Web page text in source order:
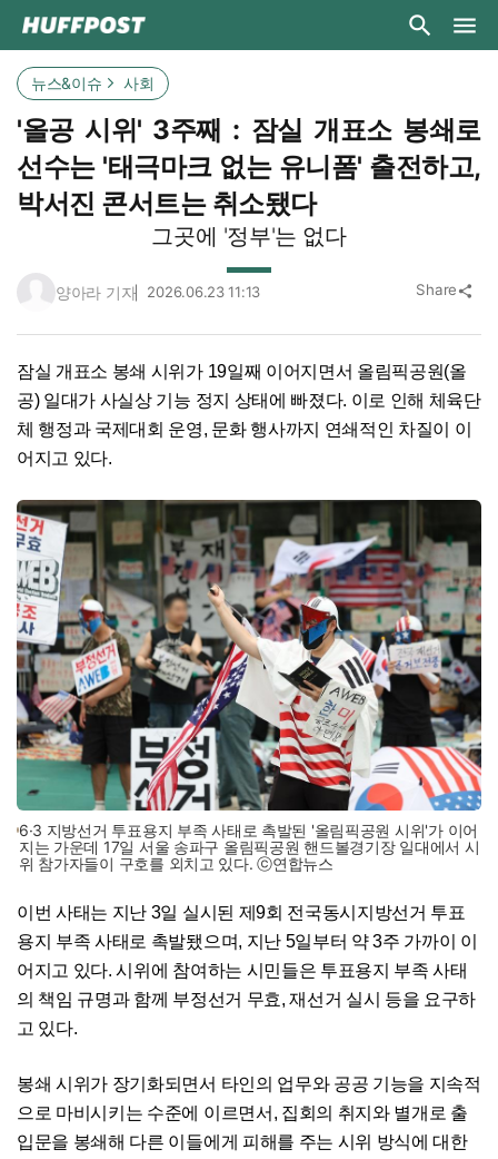
뉴스&이슈 사회
'올공 시위' 3주째 : 잠실 개표소 봉쇄로
선수는 '태극마크 없는 유니폼' 출전하고,
박서진 콘서트는 취소됐다
그곳에 '정부'는 없다
양아라 기자 2026.06.23 11:13 Share share
잠실 개표소 봉쇄 시위가 19일째 이어지면서 올림픽공원(올
공) 일대가 사실상 기능 정지 상태에 빠졌다. 이로 인해 체육단
체 행정과 국제대회 운영, 문화 행사까지 연쇄적인 차질이 이
어지고 있다.
6·3 지방선거 투표용지 부족 사태로 촉발된 '올림픽공원 시위'가 이어
지는 가운데 17일 서울 송파구 올림픽공원 핸드볼경기장 일대에서 시
위 참가자들이 구호를 외치고 있다. ⓒ연합뉴스
이번 사태는 지난 3일 실시된 제9회 전국동시지방선거 투표
용지 부족 사태로 촉발됐으며, 지난 5일부터 약 3주 가까이 이
어지고 있다. 시위에 참여하는 시민들은 투표용지 부족 사태
의 책임 규명과 함께 부정선거 무효, 재선거 실시 등을 요구하
고 있다.
봉쇄 시위가 장기화되면서 타인의 업무와 공공 기능을 지속적
으로 마비시키는 수준에 이르면서, 집회의 취지와 별개로 출
입문을 봉쇄해 다른 이들에게 피해를 주는 시위 방식에 대한